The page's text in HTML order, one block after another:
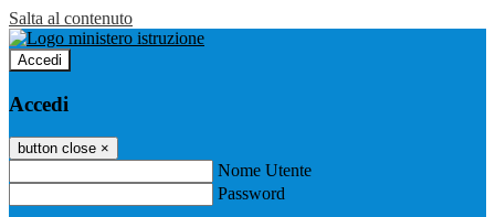
Salta al contenuto
Accedi
Accedi
button close ×
Nome Utente
Password